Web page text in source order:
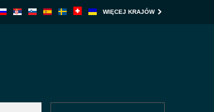
WIĘCEJ KRAJÓW